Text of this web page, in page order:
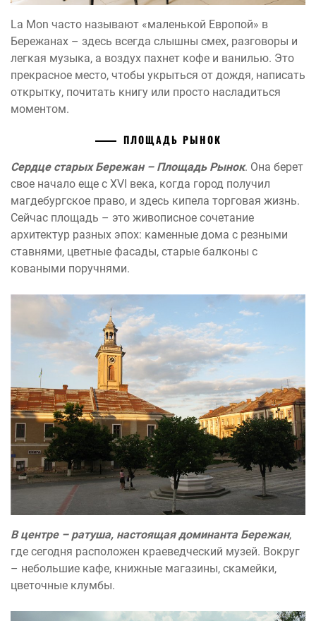
La Mon часто называют «маленькой Европой» в
Бережанах – здесь всегда слышны смех, разговоры и
легкая музыка, а воздух пахнет кофе и ванилью. Это
прекрасное место, чтобы укрыться от дождя, написать
открытку, почитать книгу или просто насладиться
моментом.
ПЛОЩАДЬ РЫНОК
Сердце старых Бережан – Площадь Рынок. Она берет
свое начало еще с XVI века, когда город получил
магдебургское право, и здесь кипела торговая жизнь.
Сейчас площадь – это живописное сочетание
архитектур разных эпох: каменные дома с резными
ставнями, цветные фасады, старые балконы с
коваными поручнями.
В центре – ратуша, настоящая доминанта Бережан,
где сегодня расположен краеведческий музей. Вокруг
– небольшие кафе, книжные магазины, скамейки,
цветочные клумбы.